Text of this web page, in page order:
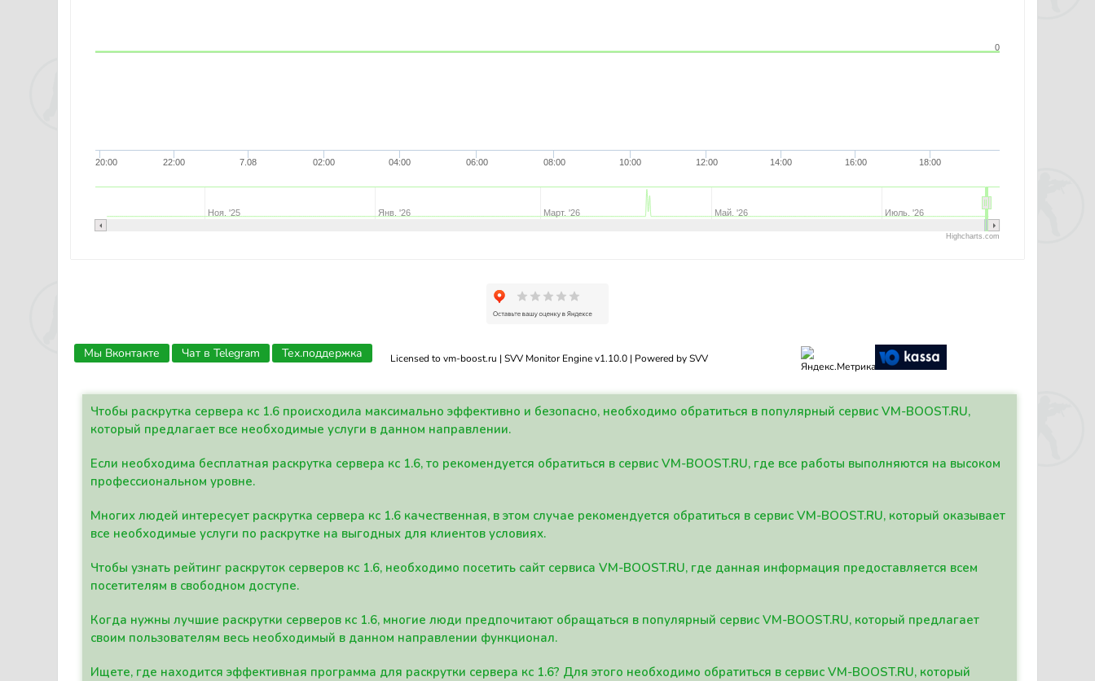
20:00 22:00 7.08 02:00 04:00 06:00 08:00 10:00 12:00 14:00 16:00 18:00
Ноя. '25 Янв. '26 Март. '26 Май. '26 Июль. '26
0
Highcharts.com
Licensed to vm-boost.ru | SVV Monitor Engine v1.10.0 | Powered by SVV
Мы Вконтакте Чат в Telegram Тех.поддержка
Чтобы раскрутка сервера кс 1.6 происходила максимально эффективно и безопасно, необходимо обратиться в популярный сервис VM-BOOST.RU,
который предлагает все необходимые услуги в данном направлении.
Если необходима бесплатная раскрутка сервера кс 1.6, то рекомендуется обратиться в сервис VM-BOOST.RU, где все работы выполняются на высоком
профессиональном уровне.
Многих людей интересует раскрутка сервера кс 1.6 качественная, в этом случае рекомендуется обратиться в сервис VM-BOOST.RU, который оказывает
все необходимые услуги по раскрутке на выгодных для клиентов условиях.
Чтобы узнать рейтинг раскруток серверов кс 1.6, необходимо посетить сайт сервиса VM-BOOST.RU, где данная информация предоставляется всем
посетителям в свободном доступе.
Когда нужны лучшие раскрутки серверов кс 1.6, многие люди предпочитают обращаться в популярный сервис VM-BOOST.RU, который предлагает
своим пользователям весь необходимый в данном направлении функционал.
Ищете, где находится эффективная программа для раскрутки сервера кс 1.6? Для этого необходимо обратиться в сервис VM-BOOST.RU, который